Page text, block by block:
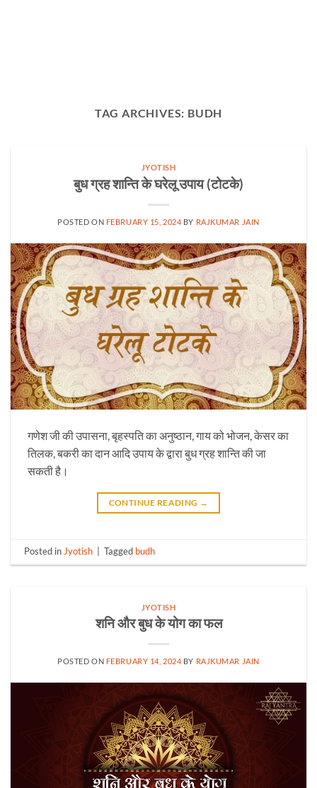
TAG ARCHIVES: BUDH
JYOTISH
बुध ग्रह शान्ति के घरेलू उपाय (टोटके)
POSTED ON FEBRUARY 15, 2024 BY RAJKUMAR JAIN
गणेश जी की उपासना, बृहस्पति का अनुष्ठान, गाय को भोजन, केसर का
तिलक, बकरी का दान आदि उपाय के द्वारा बुध ग्रह शान्ति की जा
सकती है।
CONTINUE READING →
Posted inJyotish Tagged budh
JYOTISH
शनि और बुध के योग का फल
POSTED ON FEBRUARY 14, 2024 BY RAJKUMAR JAIN